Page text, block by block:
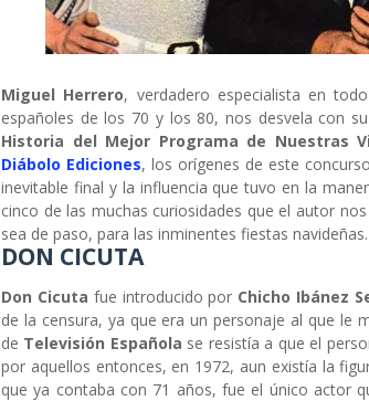
Miguel Herrero, verdadero especialista en
españoles de los 70 y los 80, nos desvela con
Historia del Mejor Programa de Nuestras
Diábolo Ediciones, los orígenes de este
inevitable final y la influencia que tuvo en la
cinco de las muchas curiosidades que el autor
sea de paso, para las inminentes fiestas navideñas.
DON CICUTA
Don Cicuta fue introducido por Chicho Ibánez
de la censura, ya que era un personaje al que le
de Televisión Española se resistía a que el
por aquellos entonces, en 1972, aun existía la
que ya contaba con 71 años, fue el único actor